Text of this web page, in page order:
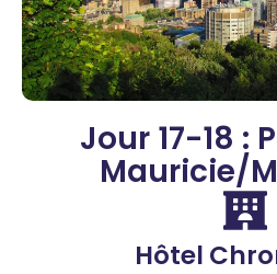
Jour 17-18 :
Mauricie/
Hôtel